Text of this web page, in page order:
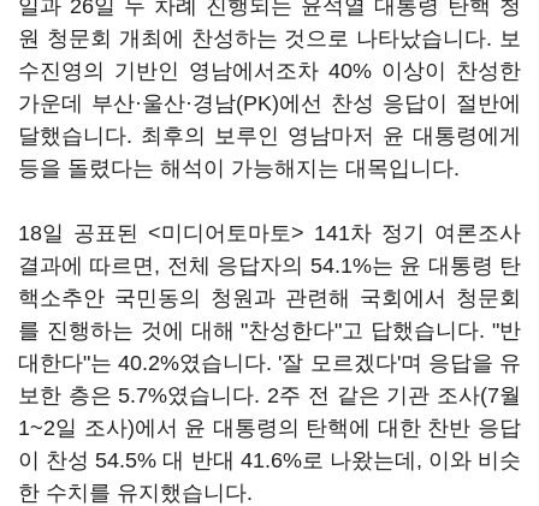
일과 26일 두 차례 진행되는 윤석열 대통령 탄핵 청
원 청문회 개최에 찬성하는 것으로 나타났습니다. 보
수진영의 기반인 영남에서조차 40% 이상이 찬성한
가운데 부산·울산·경남(PK)에선 찬성 응답이 절반에
달했습니다. 최후의 보루인 영남마저 윤 대통령에게
등을 돌렸다는 해석이 가능해지는 대목입니다.
18일 공표된 <미디어토마토> 141차 정기 여론조사
결과에 따르면, 전체 응답자의 54.1%는 윤 대통령 탄
핵소추안 국민동의 청원과 관련해 국회에서 청문회
를 진행하는 것에 대해 "찬성한다"고 답했습니다. "반
대한다"는 40.2%였습니다. '잘 모르겠다'며 응답을 유
보한 층은 5.7%였습니다. 2주 전 같은 기관 조사(7월
1~2일 조사)에서 윤 대통령의 탄핵에 대한 찬반 응답
이 찬성 54.5% 대 반대 41.6%로 나왔는데, 이와 비슷
한 수치를 유지했습니다.